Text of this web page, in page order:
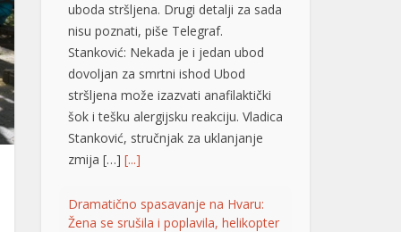
uboda stršljena. Drugi detalji za sada
nisu poznati, piše Telegraf.
Stanković: Nekada je i jedan ubod
dovoljan za smrtni ishod Ubod
stršljena može izazvati anafilaktički
šok i tešku alergijsku reakciju. Vladica
Stanković, stručnjak za uklanjanje
zmija […] [...]
Dramatično spasavanje na Hvaru:
Žena se srušila i poplavila, helikopter